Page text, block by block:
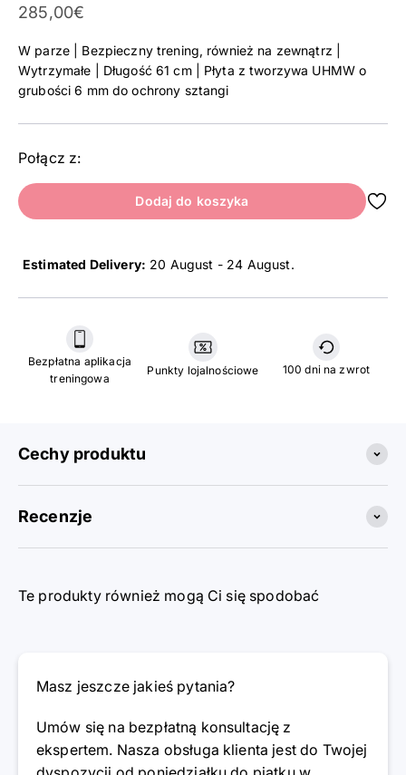
Cena promocyjna
285,00€
W parze | Bezpieczny trening, również na zewnątrz |
Wytrzymałe | Długość 61 cm | Płyta z tworzywa UHMW o
grubości 6 mm do ochrony sztangi
Połącz z:
Dodaj do koszyka
Estimated Delivery: 20 August - 24 August.
Bezpłatna aplikacja
treningowa
Punkty lojalnościowe 100 dni na zwrot
Cechy produktu
Recenzje
Te produkty również mogą Ci się spodobać
Masz jeszcze jakieś pytania?
Umów się na bezpłatną konsultację z
ekspertem. Nasza obsługa klienta jest do Twojej